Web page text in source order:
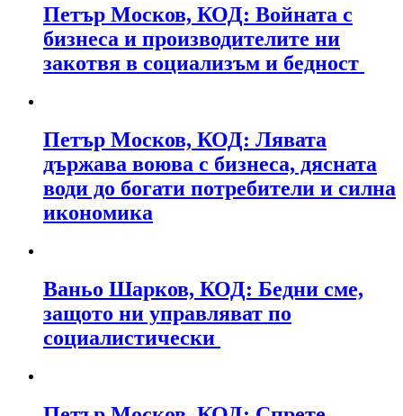
Петър Москов, КОД: Войната с
бизнеса и производителите ни
закотвя в социализъм и бедност
Петър Москов, КОД: Лявата
държава воюва с бизнеса, дясната
води до богати потребители и силна
икономика
Ваньо Шарков, КОД: Бедни сме,
защото ни управляват по
социалистически